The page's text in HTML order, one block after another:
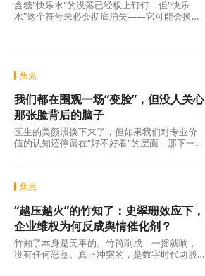
含糖"快乐水"的没落已经板上钉钉，但"快乐
水"这个符号未必会彻底消失——它可能会换一
焦点
我们都在围观一场“变脸”，但没人关心
那张脸背后的脑子
医生的美颜照换下来了，但如果我们对专业价
值的认知还停留在“好不好看”的层面，那下一
焦点
“越压越火”的竹知了：史翠珊效应下，
企业维权为何反成舆情催化剂？
竹知了本身是无辜的。竹筒削成，一摇就响，
没有任何恶意。真正冲突的，是数字时代两股